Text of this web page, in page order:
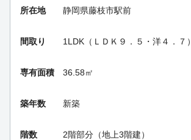
所在地 静岡県藤枝市駅前
間取り 1LDK（ＬＤＫ９．５・洋４．７）
専有面積 36.58㎡
築年数 新築
階数 2階部分（地上3階建）